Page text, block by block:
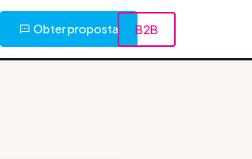
Obter proposta B2B